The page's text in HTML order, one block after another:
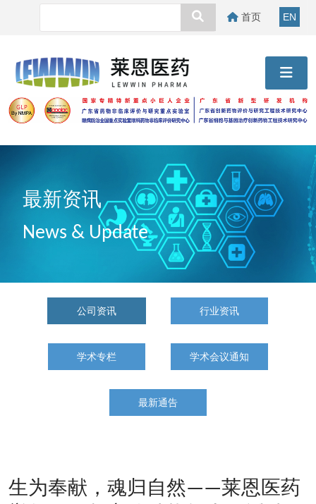
首页 EN
最新资讯
News & Update
公司资讯 行业资讯
学术专栏 学术会议通知
最新通告
生为奉献，魂归自然——莱恩医药